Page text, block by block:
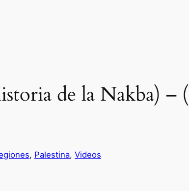
de la Nakba) –
, Palestina, Videos